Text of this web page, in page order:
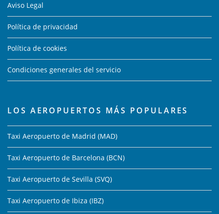
Aviso Legal
Política de privacidad
Política de cookies
Condiciones generales del servicio
LOS AEROPUERTOS MÁS POPULARES
Taxi Aeropuerto de Madrid (MAD)
Taxi Aeropuerto de Barcelona (BCN)
Taxi Aeropuerto de Sevilla (SVQ)
Taxi Aeropuerto de Ibiza (IBZ)